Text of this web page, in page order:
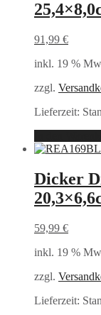
91,99 €
inkl. 19 %
zzgl.
Lieferzeit:
Dicker
59,99 €
inkl. 19 %
zzgl.
Lieferzeit: